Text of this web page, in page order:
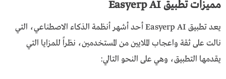
مميزات تطبيق Easyerp AI
يعد تطبيق Easyerp AI أحد أشهر أنظمة الذكاء الاصطناعي، التي
نالت على ثقة واعجاب الملايين من المستخدمين، نظراً للمزايا التي
يقدمها التطبيق، وهي على النحو التالي: